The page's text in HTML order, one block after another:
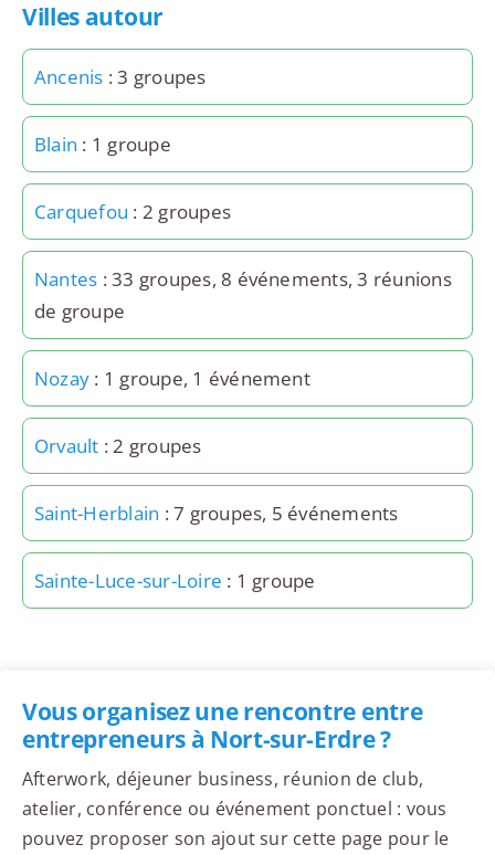
Villes autour
Ancenis : 3 groupes
Blain : 1 groupe
Carquefou : 2 groupes
Nantes : 33 groupes, 8 événements, 3 réunions
de groupe
Nozay : 1 groupe, 1 événement
Orvault : 2 groupes
Saint-Herblain : 7 groupes, 5 événements
Sainte-Luce-sur-Loire : 1 groupe
Vous organisez une rencontre entre
entrepreneurs à Nort-sur-Erdre ?
Afterwork, déjeuner business, réunion de club,
atelier, conférence ou événement ponctuel : vous
pouvez proposer son ajout sur cette page pour le